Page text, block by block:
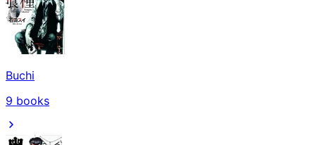
Buchi
9 books